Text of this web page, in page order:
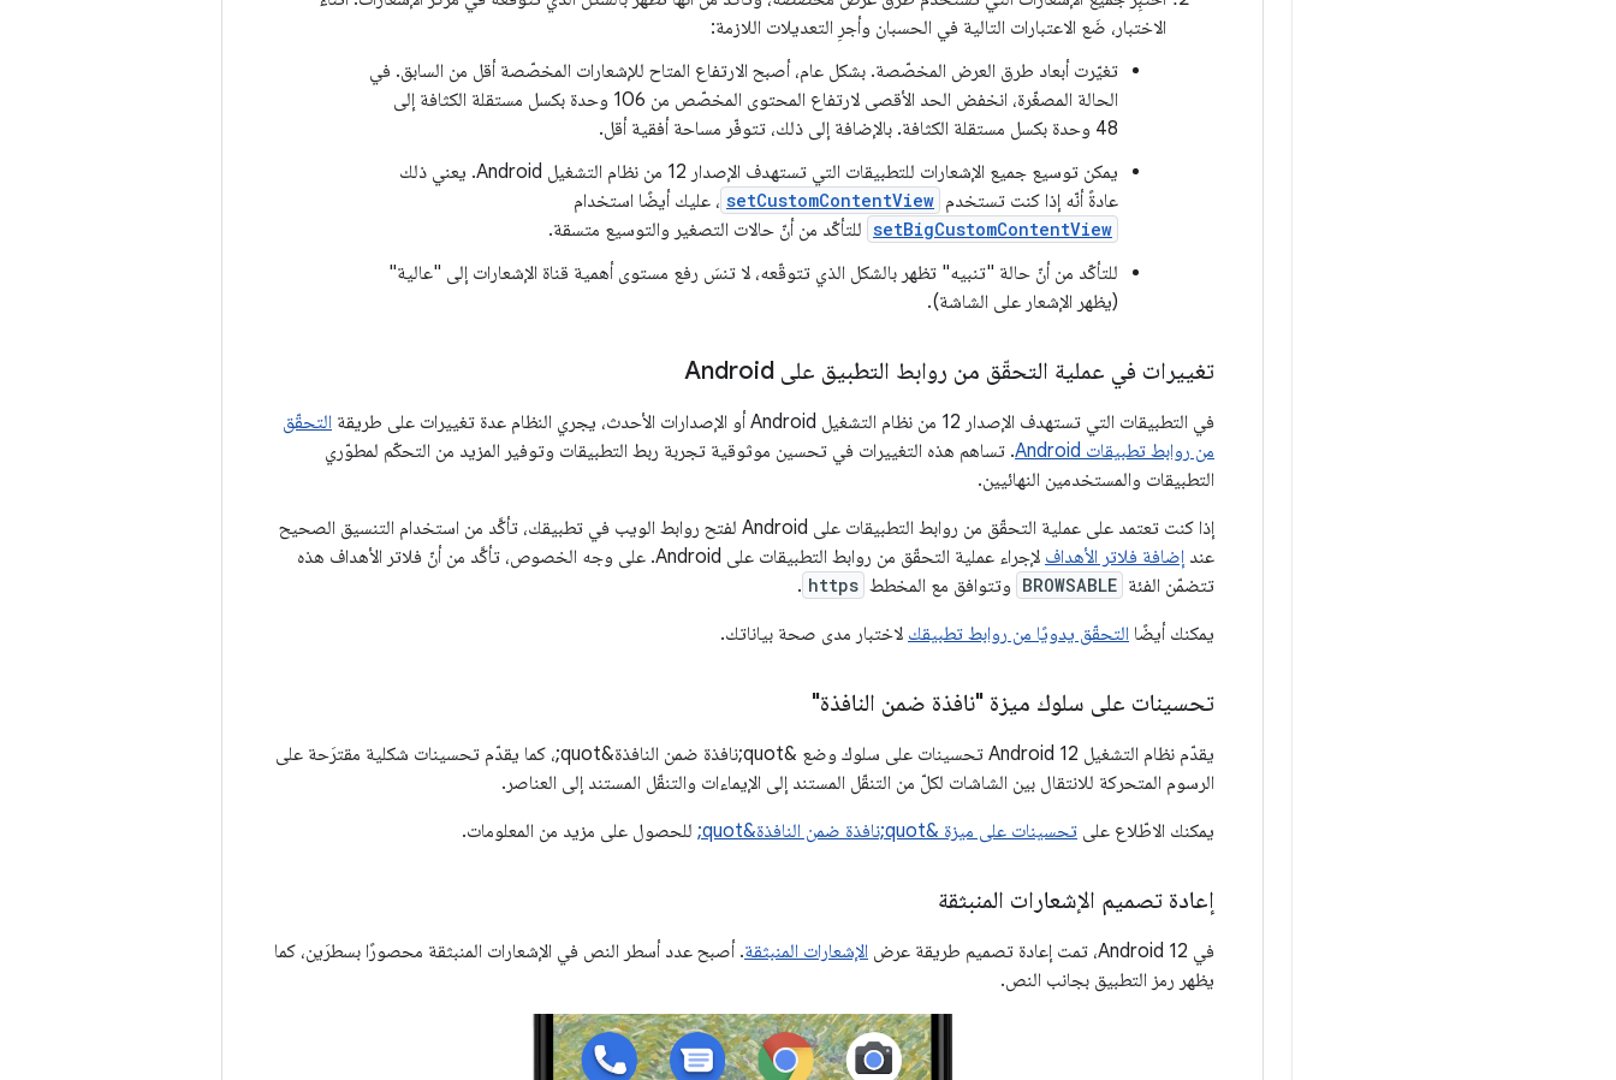
الاختبار، ضَع الاعتبارات التالية في الحسبان وأجرِ التعديلات اللازمة:
تغيّرت أبعاد طرق العرض المخصّصة. بشكل عام، أصبح الارتفاع المتاح للإشعارات المخصّصة أقل من السابق. في
الحالة المصغّرة، انخفض الحد الأقصى لارتفاع المحتوى المخصّص من 106 وحدة بكسل مستقلة الكثافة إلى
48 وحدة بكسل مستقلة الكثافة. بالإضافة إلى ذلك، تتوفّر مساحة أفقية أقل.
يمكن توسيع جميع الإشعارات للتطبيقات التي تستهدف الإصدار 12 من نظام التشغيل Android. يعني ذلك
عادةً أنّه إذا كنت تستخدم setCustomContentView ، عليك أيضًا استخدام
setBigCustomContentView للتأكّد من أنّ حالات التصغير والتوسيع متسقة.
للتأكّد من أنّ حالة "تنبيه" تظهر بالشكل الذي تتوقّعه، لا تنسَ رفع مستوى أهمية قناة الإشعارات إلى "عالية"
(يظهر الإشعار على الشاشة).
تغييرات في عملية التحقّق من روابط التطبيق على Android
في التطبيقات التي تستهدف الإصدار 12 من نظام التشغيل Android أو الإصدارات الأحدث، يجري النظام عدة تغييرات على طريقة
التحقّق
من روابط تطبيقات Android
. تساهم هذه التغييرات في تحسين موثوقية تجربة ربط التطبيقات وتوفير المزيد من التحكّم لمطوّري
التطبيقات والمستخدمين النهائيين.
إذا كنت تعتمد على عملية التحقّق من روابط التطبيقات على Android لفتح روابط الويب في تطبيقك، تأكَّد من استخدام التنسيق الصحيح
عند إضافة فلاتر الأهداف
لإجراء عملية التحقّق من روابط التطبيقات على Android. على وجه الخصوص، تأكَّد من أنّ فلاتر الأهداف هذه
تتضمّن الفئة BROWSABLE وتتوافق مع المخطط https
.
يمكنك أيضًا التحقّق يدويًا من روابط تطبيقك لاختبار مدى صحة بياناتك.
تحسينات على سلوك ميزة "نافذة ضمن النافذة"
يقدّم نظام التشغيل Android 12 تحسينات على سلوك وضع &quot;نافذة ضمن النافذة&quot;، كما يقدّم تحسينات شكلية مقترَحة على
الرسوم المتحركة للانتقال بين الشاشات لكلّ من التنقّل المستند إلى الإيماءات والتنقّل المستند إلى العناصر.
يمكنك الاطّلاع على تحسينات على ميزة &quot;نافذة ضمن النافذة&quot; للحصول على مزيد من المعلومات.
إعادة تصميم الإشعارات المنبثقة
في Android 12، تمت إعادة تصميم طريقة عرض الإشعارات المنبثقة. أصبح عدد أسطر النص في الإشعارات المنبثقة محصورًا بسطرَين، كما
يظهر رمز التطبيق بجانب النص.